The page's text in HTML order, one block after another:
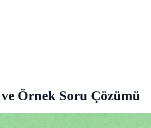
Örnek Soru Çözümü